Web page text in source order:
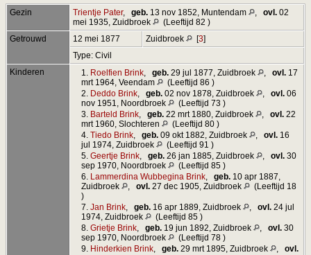
Gezin Trientje Pater, geb. 13 nov 1852, Muntendam ovl. 02
mei 1935, Zuidbroek
(Leeftijd 82 )
Getrouwd
12 mei 1877 Zuidbroek [3]
Type: Civil
Kinderen
1. Roelfien Brink geb. 29 jul 1877, Zuidbroek ovl. 17
mrt 1964, Veendam
(Leeftijd 86 )
2. Deddo Brink geb. 02 nov 1878, Zuidbroek ovl. 06
nov 1951, Noordbroek
(Leeftijd 73 )
3. Barteld Brink geb. 22 mrt 1880, Zuidbroek ovl. 22
mrt 1960, Slochteren
(Leeftijd 80 )
4. Tiedo Brink geb. 09 okt 1882, Zuidbroek ovl. 16
jul 1974, Zuidbroek
(Leeftijd 91 )
5. Geertje Brink geb. 26 jan 1885, Zuidbroek ovl. 30
sep 1970, Noordbroek
(Leeftijd 85 )
6. Lammerdina Wubbegina Brink geb. 10 apr 1887,
Zuidbroek
ovl. 27 dec 1905, Zuidbroek
(Leeftijd 18
)
7. Jan Brink geb. 16 apr 1889, Zuidbroek ovl. 24 jul
1974, Zuidbroek
(Leeftijd 85 )
8. Grietje Brink geb. 19 jun 1892, Zuidbroek ovl. 30
sep 1970, Noordbroek
(Leeftijd 78 )
9. Hinderkien Brink geb. 29 mrt 1895, Zuidbroek
ovl.